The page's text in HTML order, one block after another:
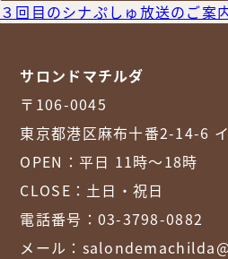
３回目のシナぷしゅ放送のご案
サロンドマチルダ
〒106-0045
東京都港区麻布十番2-14-6
OPEN：平日 11時～18時
CLOSE：土日・祝日
電話番号： 03-3798-0882
メール：